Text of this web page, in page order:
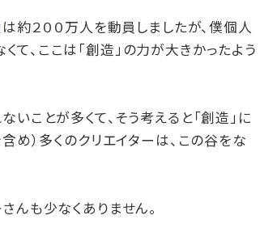
は約２００万人を動員しましたが、僕個人
、ここは「創造」の力が大きかったよう
いことが多くて、そう考えると「創造」に
め）多くのクリエイターは、この谷をな
んも少なくありません。